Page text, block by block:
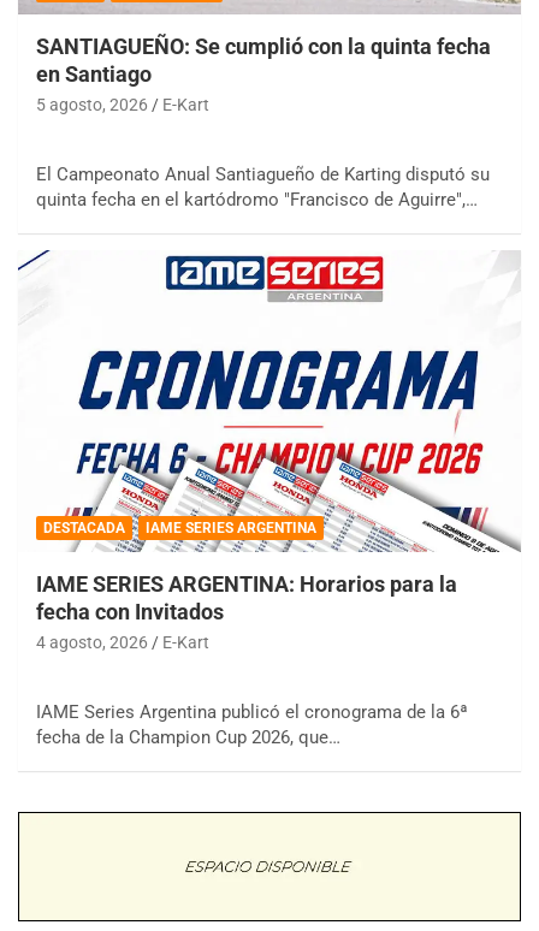
SANTIAGUEÑO: Se cumplió con la quinta fecha
en Santiago
5 agosto, 2026 E-Kart
El Campeonato Anual Santiagueño de Karting disputó su
quinta fecha en el kartódromo "Francisco de Aguirre",…
DESTACADA IAME SERIES ARGENTINA
IAME SERIES ARGENTINA: Horarios para la
fecha con Invitados
4 agosto, 2026 E-Kart
IAME Series Argentina publicó el cronograma de la 6ª
fecha de la Champion Cup 2026, que…